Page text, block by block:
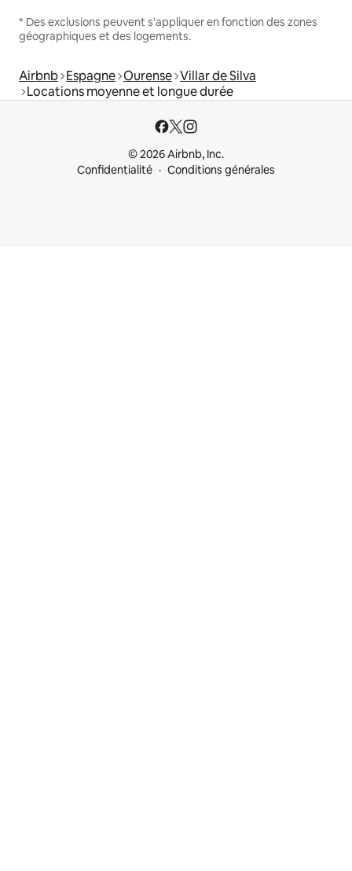
* Des exclusions peuvent s'appliquer en fonction des zones
géographiques et des logements.
Airbnb Espagne Ourense Villar de Silva
Locations moyenne et longue durée
© 2026 Airbnb, Inc.
Confidentialité
Conditions générales